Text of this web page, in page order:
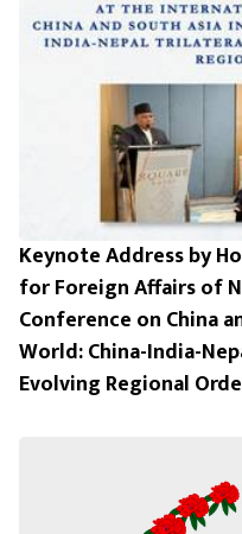
Keynote Address by
for Foreign Affairs of
Conference on China
World: China-India-
Evolving Regional